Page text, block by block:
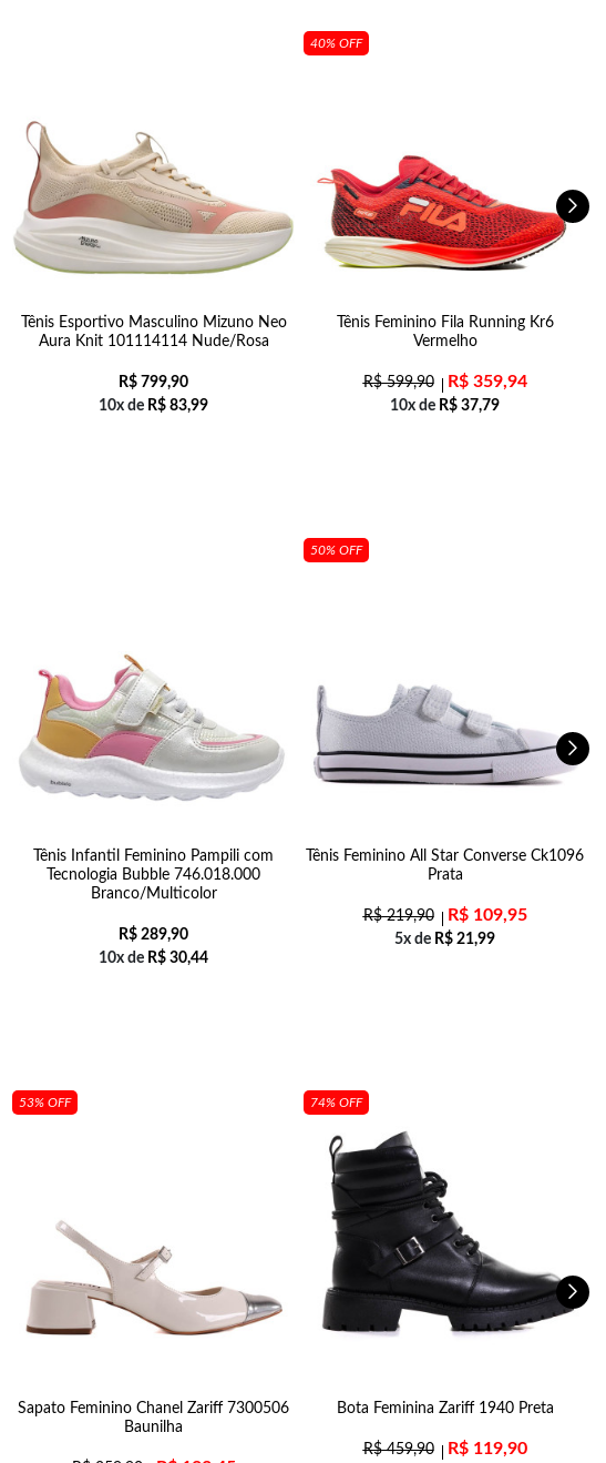
Tênis Esportivo Masculino Mizuno Neo
Aura Knit 101114114 Nude/Rosa
R$ 799,90
10x de R$ 83,99
40% OFF
Tênis Feminino Fila Running Kr6
Vermelho
R$599,90 R$359,94
10x de R$ 37,79
Tênis Infantil Feminino Pampili com
Tecnologia Bubble 746.018.000
Branco/Multicolor
R$ 289,90
10x de R$ 30,44
50% OFF
Tênis Feminino All Star Converse Ck1096
Prata
R$219,90 R$109,95
5x de R$ 21,99
53% OFF
Sapato Feminino Chanel Zariff 7300506
Baunilha
74% OFF
Bota Feminina Zariff 1940 Preta
R$459,90 R$119,90